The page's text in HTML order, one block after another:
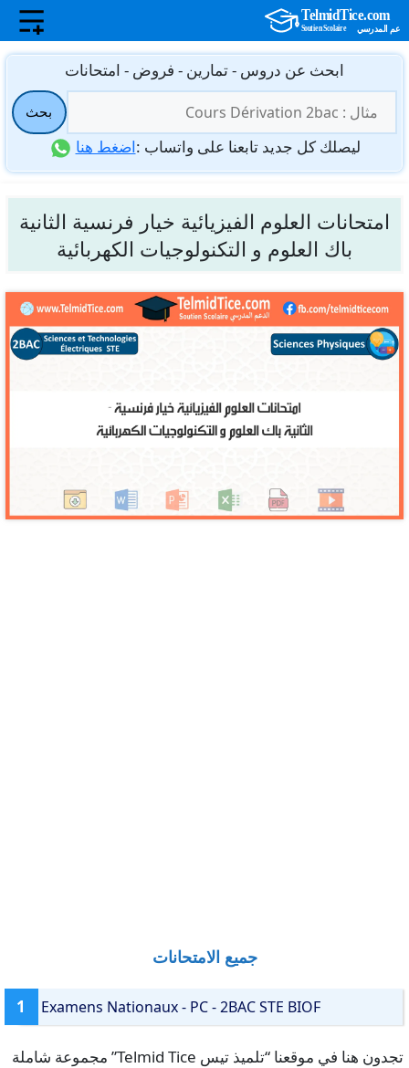
انتقل
المحتوى
ابحث عن دروس - تمارين - فروض - امتحانات
عن:
بحث
ليصلك كل جديد تابعنا على واتساب :اضغط هنا
امتحانات العلوم الفيزيائية خيار فرنسية الثانية
باك العلوم و التكنولوجيات الكهربائية
جميع الامتحانات
1 Examens Nationaux - PC - 2BAC STE BIOF
تجدون هنا في موقعنا “تلميذ تيس Telmid Tice” مجموعة شاملة